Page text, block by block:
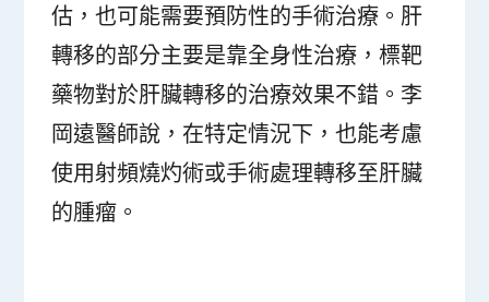
估，也可能需要預防性的手術治療。肝
轉移的部分主要是靠全身性治療，標靶
藥物對於肝臟轉移的治療效果不錯。李
岡遠醫師說，在特定情況下，也能考慮
使用射頻燒灼術或手術處理轉移至肝臟
的腫瘤。